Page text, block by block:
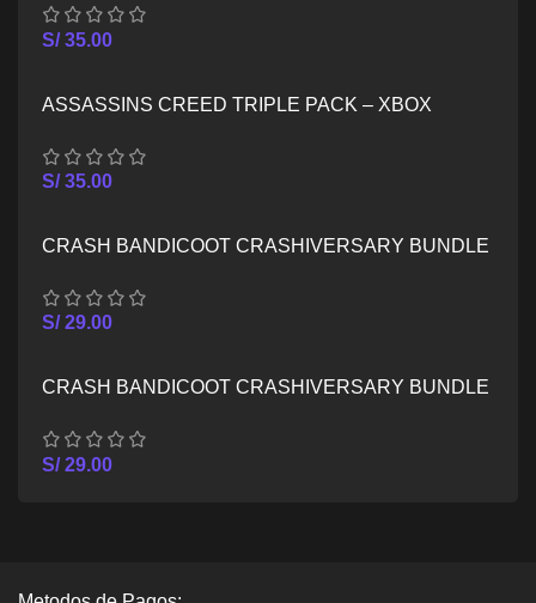
S/35.00
ASSASSINS CREED TRIPLE PACK – XBOX
S/35.00
CRASH BANDICOOT CRASHIVERSARY BUNDLE
S/29.00
CRASH BANDICOOT CRASHIVERSARY BUNDLE
S/29.00